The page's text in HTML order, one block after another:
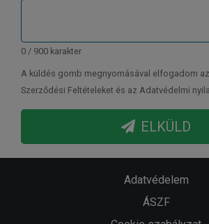
0 / 900 karakter
A küldés gomb megnyomásával elfogadom
Szerződési Feltételeket és az Adatvédelmi
ELKÜLD
Adatvédelem
ÁSZF